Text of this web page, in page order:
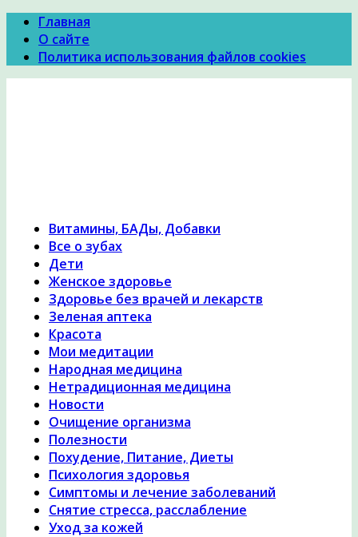
Главная
О сайте
Политика использования файлов cookies
Витамины, БАДы, Добавки
Все о зубах
Дети
Женское здоровье
Здоровье без врачей и лекарств
Зеленая аптека
Красота
Мои медитации
Народная медицина
Нетрадиционная медицина
Новости
Очищение организма
Полезности
Похудение, Питание, Диеты
Психология здоровья
Симптомы и лечение заболеваний
Снятие стресса, расслабление
Уход за кожей